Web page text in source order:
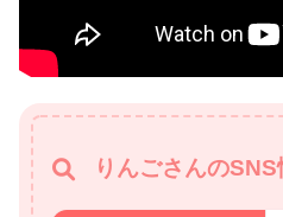
りんごさんのSNS